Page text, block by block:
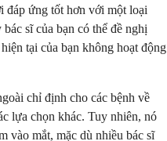
đáp ứng tốt hơn với một loại
sĩ của bạn có thể đề nghị
tại của bạn không hoạt động
chỉ định cho các bệnh về
lựa chọn khác. Tuy nhiên, nó
vào mắt, mặc dù nhiều bác sĩ